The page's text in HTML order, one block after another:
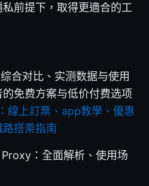
前提下，取得更適合的工
合对比、实测数据与使用
免费方案与低价付费选项
線上訂票、app教學、優惠
搭乘指南
：全面解析、使用场